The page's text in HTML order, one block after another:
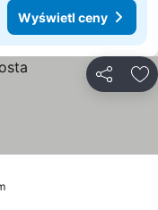
Wyświetl ceny